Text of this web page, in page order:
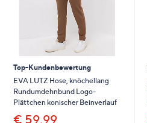
Top-Kundenbewertung
EVA LUTZ Hose, knöchellang
Rundumdehnbund Logo-
Plättchen konischer Beinverlauf
€ 59,99